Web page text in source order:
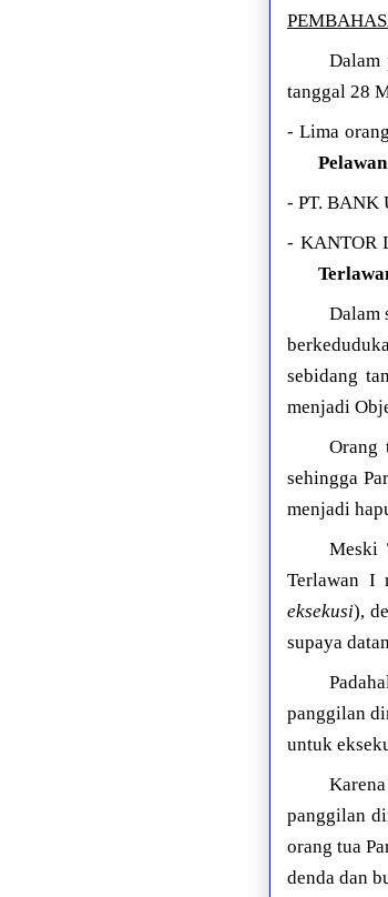
Dalam
tanggal 28
- Lima
- PT. BANK
- KANTOR
Dalam
sebidang
menjadi
Orang
sehingga
menjadi
Meski
Terlawan I
eksekusi),
supaya
panggilan
untuk
panggilan
orang tua
denda dan